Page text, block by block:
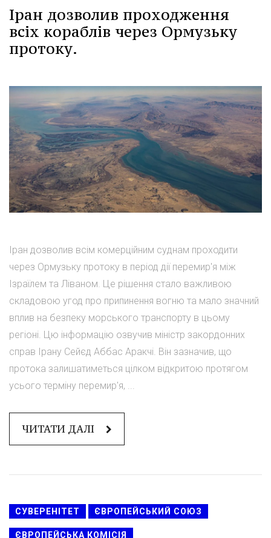
Іран дозволив проходження
всіх кораблів через Ормузьку
протоку.
Іран дозволив всім комерційним суднам проходити
через Ормузьку протоку в період дії перемир'я між
Ізраїлем та Ліваном. Це рішення стало важливою
складовою угод про припинення вогню та мало значний
вплив на безпеку морського транспорту в цьому
регіоні. Цю інформацію озвучив міністр закордонних
справ Ірану Сейєд Аббас Аракчі. Він зазначив, що
протока залишатиметься цілком відкритою протягом
усього терміну перемир'я, ...
ЧИТАТИ ДАЛІ
СУВЕРЕНІТЕТ ЄВРОПЕЙСЬКИЙ СОЮЗ
ЄВРОПЕЙСЬКА КОМІСІЯ